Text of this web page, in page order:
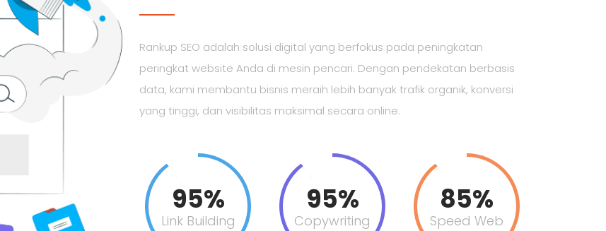
Rankup SEO adalah solusi digital yang berfokus pada peningkatan
peringkat website Anda di mesin pencari. Dengan pendekatan berbasis
data, kami membantu bisnis meraih lebih banyak trafik organik, konversi
yang tinggi, dan visibilitas maksimal secara online.
95%
Link Building
95%
Copywriting
85%
Speed Web